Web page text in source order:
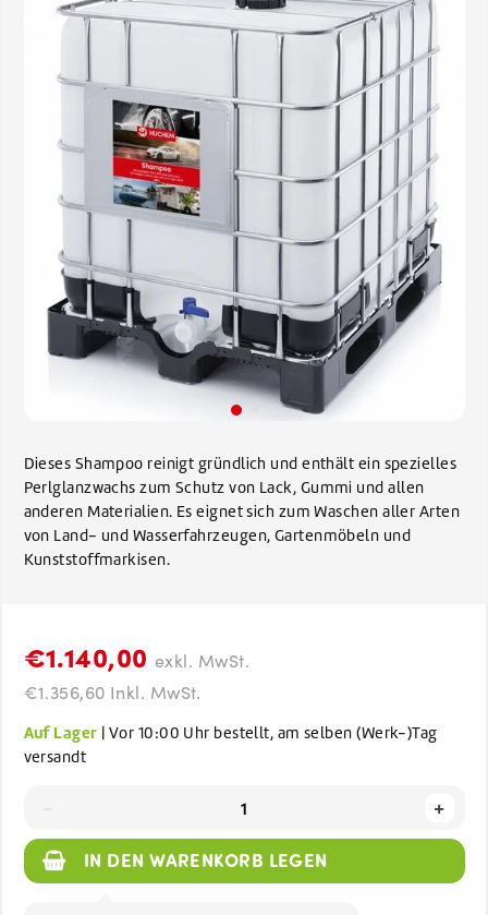
Dieses Shampoo reinigt gründlich und enthält ein spezielles
Perlglanzwachs zum Schutz von Lack, Gummi und allen
anderen Materialien. Es eignet sich zum Waschen aller Arten
von Land- und Wasserfahrzeugen, Gartenmöbeln und
Kunststoffmarkisen.
€1.140,00 exkl. MwSt.
€1.356,60 Inkl. MwSt.
Auf Lager | Vor 10:00 Uhr bestellt, am selben (Werk-)Tag
versandt
+
IN DEN WARENKORB LEGEN